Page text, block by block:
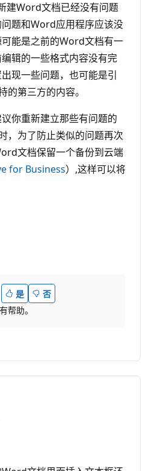
建Word文档已经没有问题
题和Word应用程序应该没
能是之前的Word文档有一
辑的一些格式内容没有完
现一些问题，也可能是引
第三方的内容。
你重新建立那些有问题的
，为了防止类似的问题再次
文档保留一个备份到云端
for Business）,这样可以将
是
否
帮助。